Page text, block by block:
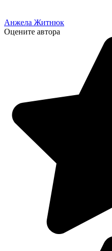
Анжела Житнюк
Оцените автора